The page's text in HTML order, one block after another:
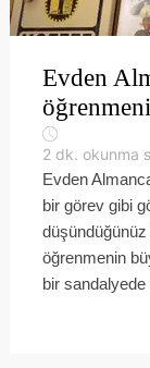
Evden
2 dk. okunma
Evden
bir görev gibi
öğrenmenin
bir sandalyede